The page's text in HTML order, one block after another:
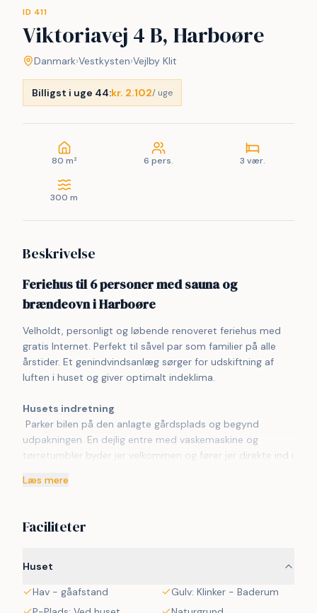
ID 411
Viktoriavej 4 B, Harboøre
Danmark›Vestkysten›Vejlby Klit
Billigst i uge 44:kr. 2.102/ uge
80 m² 6 pers. 3 vær.
300 m
Beskrivelse
Feriehus til 6 personer med sauna og
brændeovn i Harboøre
Velholdt, personligt og løbende renoveret feriehus med
gratis Internet. Perfekt til såvel par som familier på alle
årstider. Et genindvindsanlæg sørger for udskiftning af
luften i huset og giver optimalt indeklima.
Husets indretning
udpakningen. En dejlig entre med vaskemaskine og
tørretumbler byder jer velkommen og fører jer direkte ind i
2ES). Dejligt Køkkenhjørne med alt i service og køkkengrej.
opvaskemaskine og køleskab med lille fryseboks. Tæt ved
bænk og 4 stole. Opholdsstuen har dejlige lædermøbler
fladskærm, der er desuden Chromecast så I kan streame
Læs mere
Faciliteter
Huset
Hav - gåafstand
Gulv: Klinker - Baderum